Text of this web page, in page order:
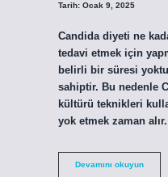
Tarih: Ocak 9, 2025
Candida diyeti ne
tedavi etmek için
belirli bir süresi
sahiptir. Bu nedenle
kültürü teknikleri
yok etmek zaman
Devamını okuyun